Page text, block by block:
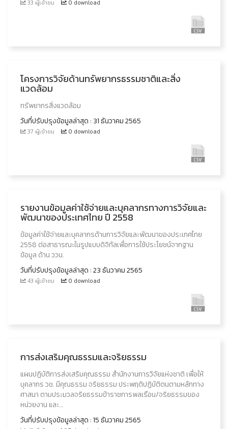
33 ผู้เข้าชม 0 download
โครงการวิจัยด้านทรัพยากรธรรมชาติและสิ่ง
แวดล้อม
ทรัพยากรสิ่งแวดล้อม
วันที่ปรับปรุงข้อมูลล่าสุด : 31 ธันวาคม 2565
37 ผู้เข้าชม 0 download
รายงานข้อมูลค่าใช้จ่ายและบุคลากรทางการวิจัยและ
พัฒนาของประเทศไทย ปี 2558
ข้อมูลค่าใช้จ่ายและบุคลากรด้านการวิจัยและพัฒนาของประเทศไทย
2558 ต่อสาธารณะในรูปแบบดิจิทัลเพื่อการใช้ประโยชน์จากฐาน
ข้อมูล ด้าน ววน.
วันที่ปรับปรุงข้อมูลล่าสุด : 23 ธันวาคม 2565
43 ผู้เข้าชม 0 download
การส่งเสริมคุณธรรมและจริยธรรม
แผนปฏิบัติการส่งเสริมคุณธรรม สำนักงานการวิจัยแห่งชาติ เพื่อให้
บุคลากร วช. มีคุณธรรม จริยธรรม ประพฤติปฏิบัติตนตามหลักทาง
ศาสนา ตามประมวลจริยธรรมข้าราชการพลเรือน/จริยธรรมของ
หน่วยงาน และ...
วันที่ปรับปรุงข้อมูลล่าสุด : 15 ธันวาคม 2565